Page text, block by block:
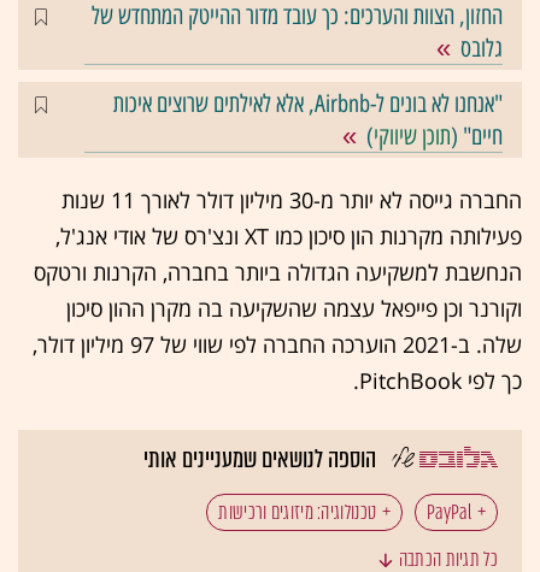
החזון, הצוות והערכים: כך עובד מדור ההייטק המתחדש של
גלובס
"אנחנו לא בונים ל-Airbnb, אלא לאילתים שרוצים איכות
חיים" (תוכן שיווקי)
החברה גייסה לא יותר מ-30 מיליון דולר לאורך 11 שנות
פעילותה מקרנות הון סיכון כמו XT ונצ'רס של אודי אנג'ל,
הנחשבת למשקיעה הגדולה ביותר בחברה, הקרנות ורטקס
וקורנר וכן פייפאל עצמה שהשקיעה בה מקרן ההון סיכון
שלה. ב-2021 הוערכה החברה לפי שווי של 97 מיליון דולר,
כך לפי PitchBook.
הוספה לנושאים שמעניינים אותי
טכנולוגיה: מיזוגים ורכישות
כל תגיות הכתבה